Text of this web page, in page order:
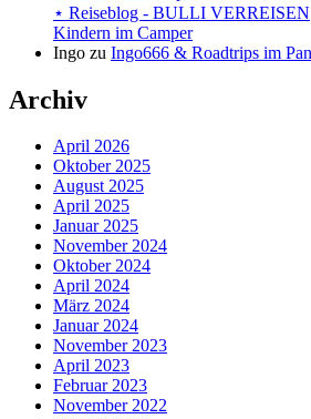
⋆ Reiseblog - BULLI VERREISEN
Kindern im Camper
Ingo zu Ingo666 & Roadtrips im
Archiv
April 2026
Oktober 2025
August 2025
April 2025
Januar 2025
November 2024
Oktober 2024
April 2024
März 2024
Januar 2024
November 2023
April 2023
Februar 2023
November 2022